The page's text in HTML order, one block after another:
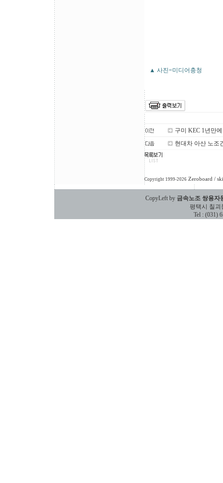
▲ 사진=미디어충청
구미 KEC 1년만
현대차 아산 노조
Copyright 1999-2026 Zeroboard /
CopyLeft by 금속노조 쌍용자
평택시 칠괴동
Tel : (031)